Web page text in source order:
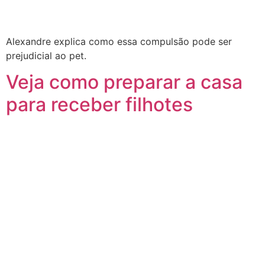
Alexandre explica como essa compulsão pode ser
prejudicial ao pet.
Veja como preparar a casa
para receber filhotes